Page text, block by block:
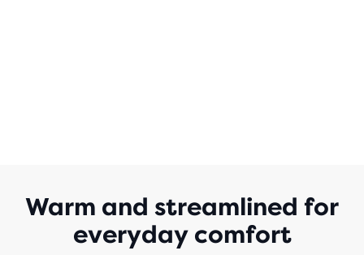
Warm and streamlined for
everyday comfort